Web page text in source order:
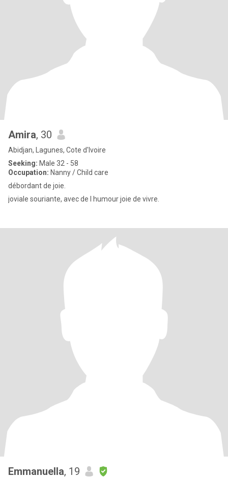
Amira, 30
Abidjan, Lagunes, Cote d'Ivoire
Seeking: Male 32 - 58
Occupation: Nanny / Child care
débordant de joie.
joviale souriante, avec de l humour joie de vivre.
Emmanuella, 19